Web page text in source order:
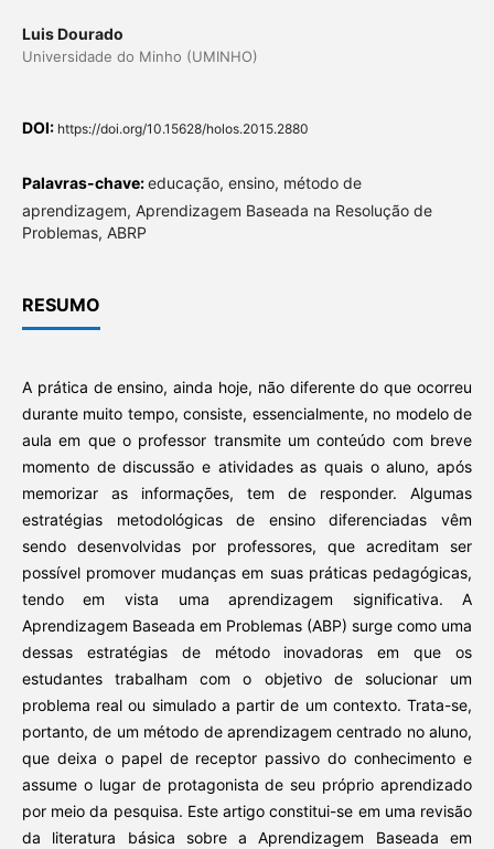
Luis Dourado
Universidade do Minho (UMINHO)
DOI: https://doi.org/10.15628/holos.2015.2880
Palavras-chave:educação, ensino, método de
aprendizagem, Aprendizagem Baseada na Resolução de
Problemas, ABRP
RESUMO
A prática de ensino, ainda hoje, não diferente do que ocorreu
durante muito tempo, consiste, essencialmente, no modelo de
aula em que o professor transmite um conteúdo com breve
momento de discussão e atividades as quais o aluno, após
memorizar as informações, tem de responder. Algumas
estratégias metodológicas de ensino diferenciadas vêm
sendo desenvolvidas por professores, que acreditam ser
possível promover mudanças em suas práticas pedagógicas,
tendo em vista uma aprendizagem significativa. A
Aprendizagem Baseada em Problemas (ABP) surge como uma
dessas estratégias de método inovadoras em que os
estudantes trabalham com o objetivo de solucionar um
problema real ou simulado a partir de um contexto. Trata-se,
portanto, de um método de aprendizagem centrado no aluno,
que deixa o papel de receptor passivo do conhecimento e
assume o lugar de protagonista de seu próprio aprendizado
por meio da pesquisa. Este artigo constitui-se em uma revisão
da literatura básica sobre a Aprendizagem Baseada em